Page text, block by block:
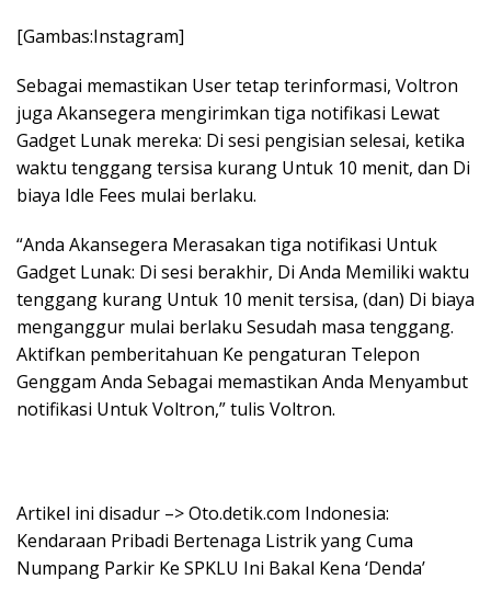
[Gambas:Instagram]
Sebagai memastikan User tetap terinformasi, Voltron
juga Akansegera mengirimkan tiga notifikasi Lewat
Gadget Lunak mereka: Di sesi pengisian selesai, ketika
waktu tenggang tersisa kurang Untuk 10 menit, dan Di
biaya Idle Fees mulai berlaku.
“Anda Akansegera Merasakan tiga notifikasi Untuk
Gadget Lunak: Di sesi berakhir, Di Anda Memiliki waktu
tenggang kurang Untuk 10 menit tersisa, (dan) Di biaya
menganggur mulai berlaku Sesudah masa tenggang.
Aktifkan pemberitahuan Ke pengaturan Telepon
Genggam Anda Sebagai memastikan Anda Menyambut
notifikasi Untuk Voltron,” tulis Voltron.
Artikel ini disadur –> Oto.detik.com Indonesia:
Kendaraan Pribadi Bertenaga Listrik yang Cuma
Numpang Parkir Ke SPKLU Ini Bakal Kena ‘Denda’